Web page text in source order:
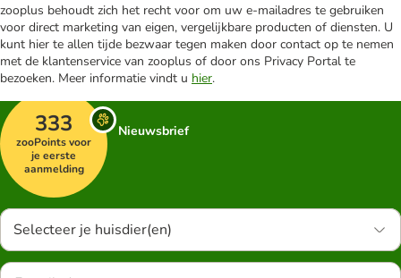
zooplus behoudt zich het recht voor om uw e-mailadres te gebruiken
voor direct marketing van eigen, vergelijkbare producten of diensten. U
kunt hier te allen tijde bezwaar tegen maken door contact op te nemen
met de klantenservice van zooplus of door ons Privacy Portal te
bezoeken. Meer informatie vindt u hier.
333
zooPoints voor
je eerste
aanmelding
Nieuwsbrief
Selecteer je huisdier(en)